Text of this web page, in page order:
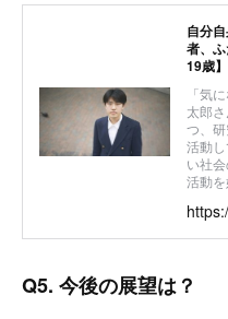
自分
者、
19歳】
「気
太郎
つ、
活動
い社
活動
Q5. 今後の展望は？